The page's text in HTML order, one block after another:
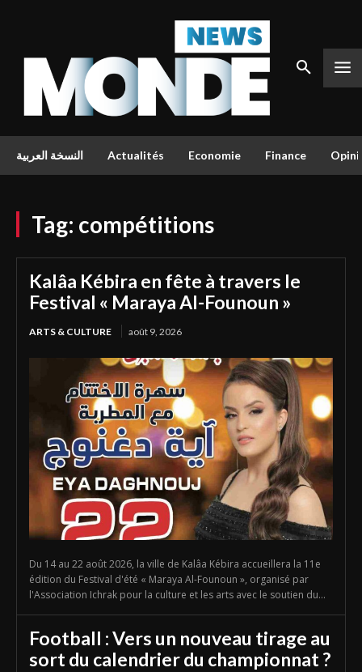
النسخة العربية Actualités Economie Finance
Tag: compétitions
Kalâa Kébira en fête à travers le
Festival « Maraya Al-Founoun »
ARTS & CULTURE août 9, 2026
Du 14 au 22 août 2026, la ville de Kalâa Kébira accueillera la 11e
édition du Festival d'été « Maraya Al-Founoun », organisé par
l'Association Ichrak pour la culture et les arts avec le soutien du...
Football : Vers un nouveau tirage au
sort du calendrier du championnat ?